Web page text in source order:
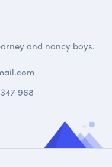
and nancy boys.
968